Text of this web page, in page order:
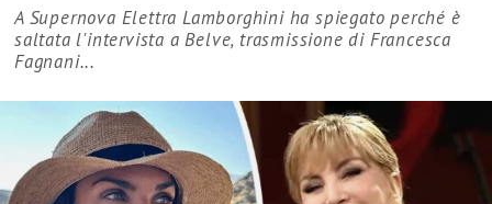
A Supernova Elettra Lamborghini ha spiegato perché è
saltata l'intervista a Belve, trasmissione di Francesca
Fagnani...